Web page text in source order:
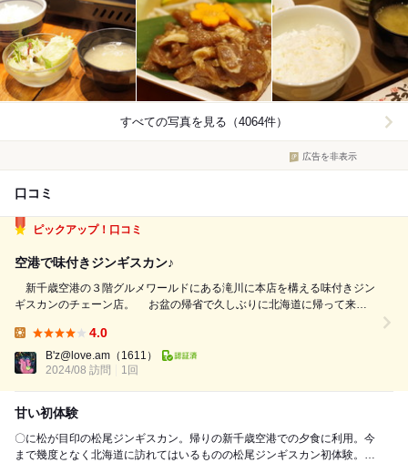
すべての写真を見る（4064件）
広告を非表示
口コミ
ピックアップ！口コミ
空港で味付きジンギスカン♪
新千歳空港の３階グルメワールドにある滝川に本店を構える味付きジン
ギスカンのチェーン店。 お盆の帰省で久しぶりに北海道に帰って来た
ーブル席が多数配置されていて、ランチには少し早めの時間だったので、
入店時のお客さんは少なか...
4.0
B'z@love.am （1611）
2024/08 訪問
1回
甘い初体験
〇に松が目印の松尾ジンギスカン。帰りの新千歳空港での夕食に利用。今
まで幾度となく北海道に訪れてはいるものの松尾ジンギスカン初体験。